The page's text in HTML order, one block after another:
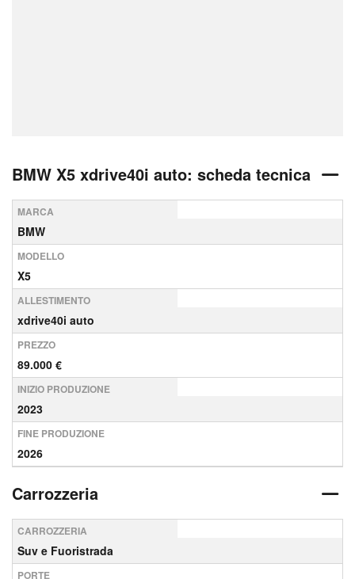
BMW X5 xdrive40i auto: scheda tecnica
MARCA
BMW
MODELLO
X5
ALLESTIMENTO
xdrive40i auto
PREZZO
89.000 €
INIZIO PRODUZIONE
2023
FINE PRODUZIONE
2026
Carrozzeria
CARROZZERIA
Suv e Fuoristrada
PORTE